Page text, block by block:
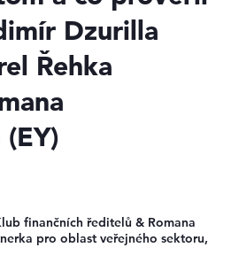
Dzurilla
Řehka
finančních ředitelů & Romana
pro oblast veřejného sektoru,